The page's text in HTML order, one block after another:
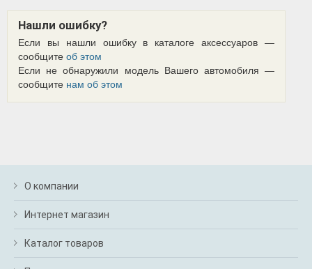
Нашли ошибку?
Если вы нашли ошибку в каталоге аксессуаров —
сообщите об этом
Если не обнаружили модель Вашего автомобиля —
сообщите нам об этом
О компании
Интернет магазин
Каталог товаров